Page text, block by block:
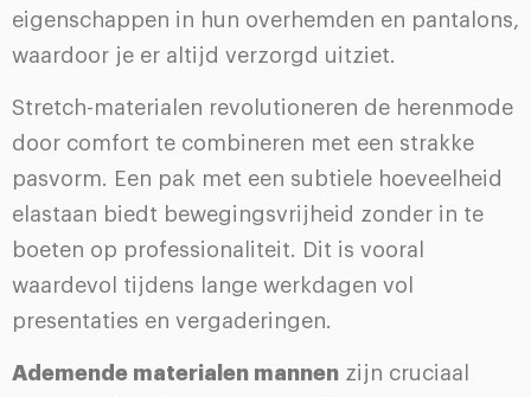
eigenschappen in hun overhemden en pantalons,
waardoor je er altijd verzorgd uitziet.
Stretch-materialen revolutioneren de herenmode
door comfort te combineren met een strakke
pasvorm. Een pak met een subtiele hoeveelheid
elastaan biedt bewegingsvrijheid zonder in te
boeten op professionaliteit. Dit is vooral
waardevol tijdens lange werkdagen vol
presentaties en vergaderingen.
Ademende materialen mannen zijn cruciaal